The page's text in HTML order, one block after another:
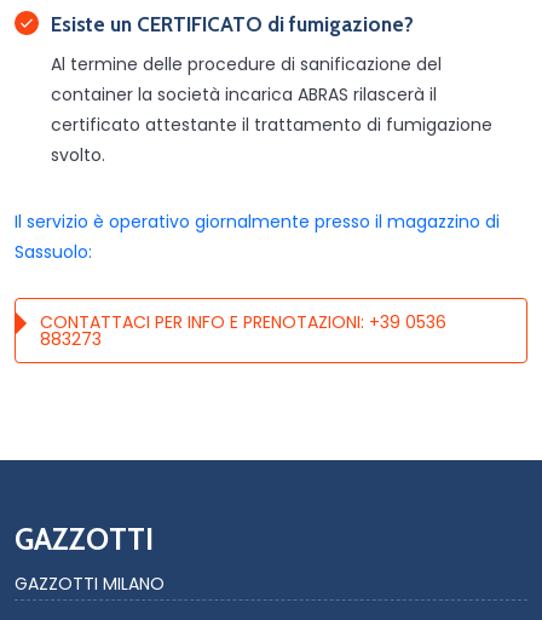
Esiste un CERTIFICATO di fumigazione?
Al termine delle procedure di sanificazione del
container la società incarica ABRAS rilascerà il
certificato attestante il trattamento di fumigazione
svolto.
Il servizio è operativo giornalmente presso il magazzino di
Sassuolo:
CONTATTACI PER INFO E PRENOTAZIONI: +39 0536
883273
GAZZOTTI
GAZZOTTI MILANO